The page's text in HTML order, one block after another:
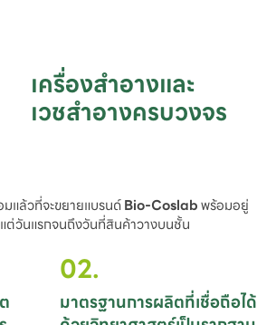
เครื่องสำอางและ
เวชสำอางครบวงจร
แล้วที่จะขยายแบรนด์ Bio-Coslab พร้อมอยู่
วันแรกจนถึงวันที่สินค้าวางบนชั้น
02.
มาตรฐานการผลิตที่เชื่อถือได้